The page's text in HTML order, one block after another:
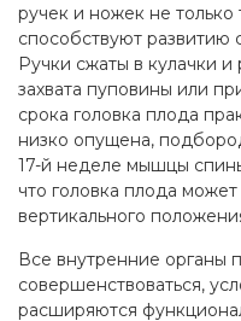
ручек и ножек не
способствуют развитию
Ручки сжаты в кулачки
захвата пуповины или
срока головка плода
низко опущена,
17-й неделе мышцы
что головка плода
вертикального
Все внутренние органы
совершенствоваться,
расширяются